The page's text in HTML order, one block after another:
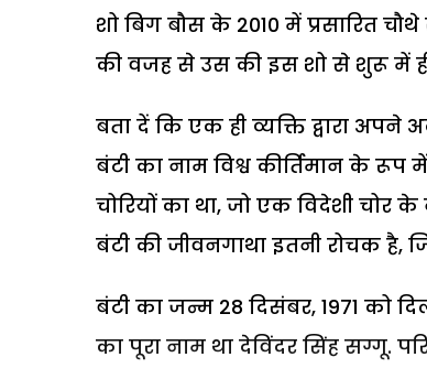
शो बिग बौस के 2010 में प्रसारित
की वजह से उस की इस शो से शुरू में ही
बता दें कि एक ही व्यक्ति द्वारा
बंटी का नाम विश्व कीर्तिमान के रूप
चोरियों का था, जो एक विदेशी चोर
बंटी की जीवनगाथा इतनी रोचक
बंटी का जन्म 28 दिसंबर, 1971 को
का पूरा नाम था देविंदर सिंह सग्गू.